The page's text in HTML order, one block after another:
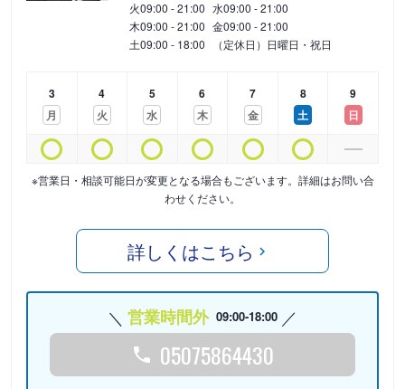
火09:00 - 21:00 水09:00 - 21:00
木09:00 - 21:00 金09:00 - 21:00
土09:00 - 18:00 （定休日）日曜日・祝日
3
月
4
火
5
水
6
木
7
金
8
土
9
日
※営業日・相談可能日が変更となる場合もございます。詳細はお問い合
わせください。
詳しくはこちら
営業時間外 09:00-18:00
05075864430